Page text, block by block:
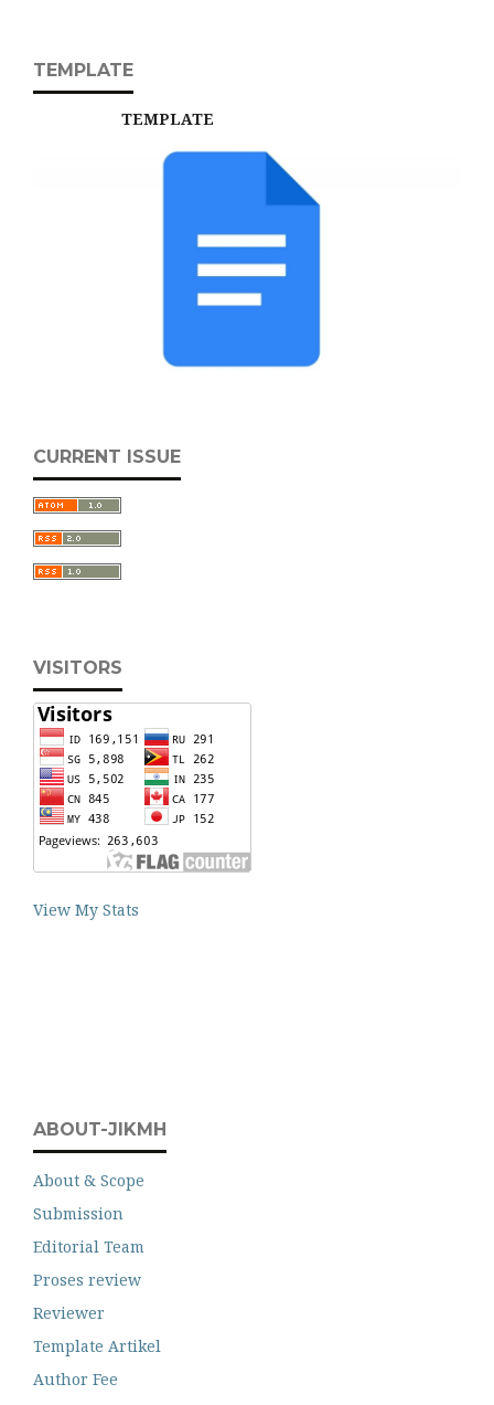
TEMPLATE
TEMPLATE
CURRENT ISSUE
VISITORS
View My Stats
ABOUT-JIKMH
About & Scope
Submission
Editorial Team
Proses review
Reviewer
Template Artikel
Author Fee